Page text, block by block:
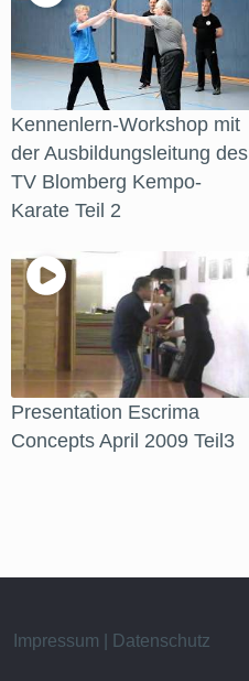
Kennenlern-Workshop mit
der Ausbildungsleitung des
TV Blomberg Kempo-
Karate Teil 2
Presentation Escrima
Concepts April 2009 Teil3
Impressum | Datenschutz